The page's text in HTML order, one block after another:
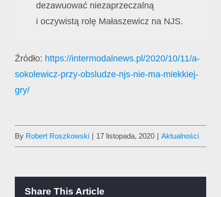
dezawuować niezaprzeczalną
i oczywistą rolę Małaszewicz na NJS.
Źródło: https://intermodalnews.pl/2020/10/11/a-
sokolewicz-przy-obsludze-njs-nie-ma-miekkiej-
gry/
By Robert Roszkowski | 17 listopada, 2020 | Aktualności
Share This Article